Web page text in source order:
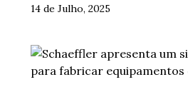
14 de Julho, 2025